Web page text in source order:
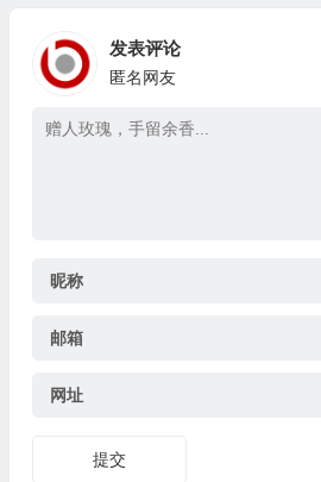
发表评论
匿名网友
昵称
邮箱
网址
提交